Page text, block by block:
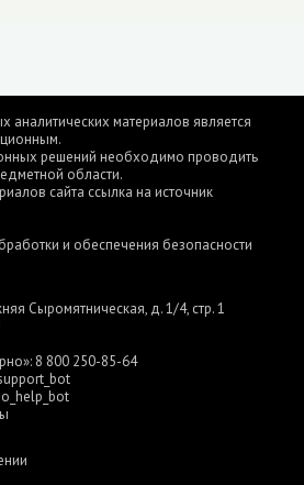
аналитических материалов является
решений необходимо проводить
области.
сайта ссылка на источник
и обеспечения безопасности
Сыромятническая, д. 1/4, стр. 1
8 800 250-85-64